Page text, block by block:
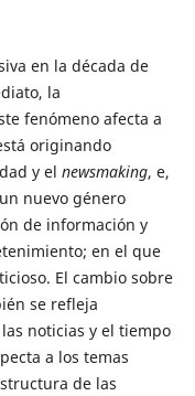
en la década de
la
fenómeno afecta a
originando
y el newsmaking, e,
nuevo género
de información y
en el que
El cambio sobre
se refleja
noticias y el tiempo
a los temas
de las